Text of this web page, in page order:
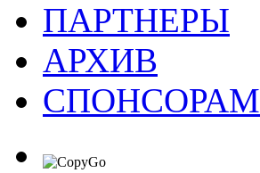
ПАРТНЕРЫ
АРХИВ
СПОНСОРАМ